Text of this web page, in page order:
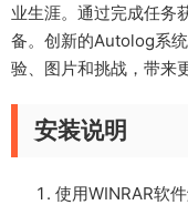
业生涯。通过完成任务
备。创新的Autolog系
验、图片和挑战，带来
安装说明
使用WINRAR软